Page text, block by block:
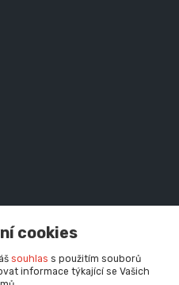
cookies
souhlas s použitím souborů
informace týkající se Vašich